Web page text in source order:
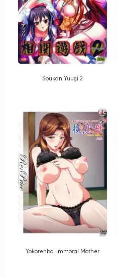
Soukan Yuugi 2
Yokorenbo: Immoral Mother